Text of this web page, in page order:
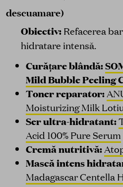
descuamare)
Obiectiv: Refacerea
hidratare intensă.
Curățare blândă:
Mild Bubble Peeling
Toner reparator:
Moisturizing Milk
Ser ultra-hidratant:
Acid 100% Pure Serum
Cremă nutritivă:
Mască intens
Madagascar Centella